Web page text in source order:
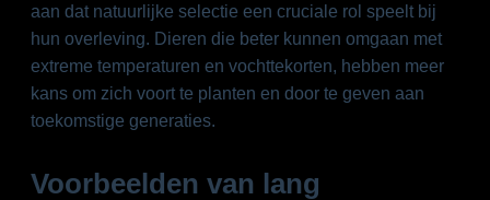
aan dat natuurlijke selectie een cruciale rol speelt bij
hun overleving. Dieren die beter kunnen omgaan met
extreme temperaturen en vochttekorten, hebben meer
kans om zich voort te planten en door te geven aan
toekomstige generaties.
Voorbeelden van lang